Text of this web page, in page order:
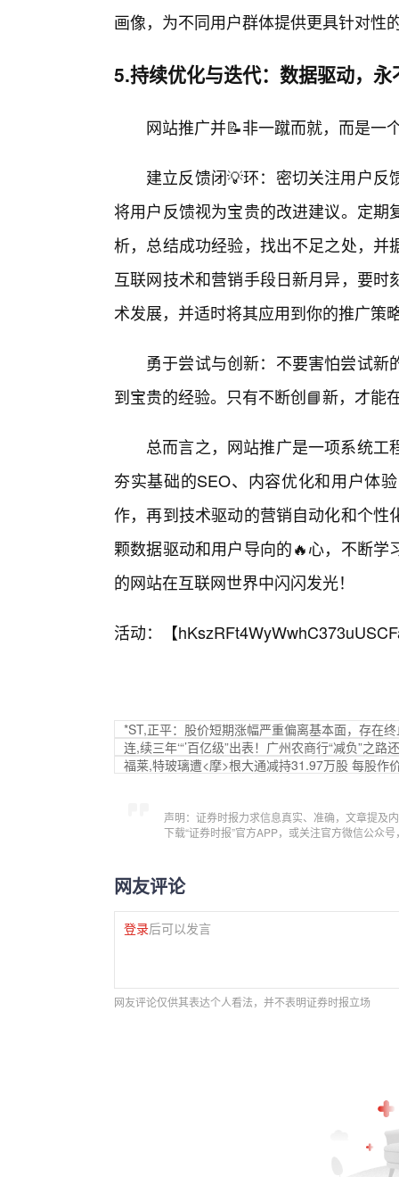
画像，为不同用户群体提供更具针对性
5.持续优化与迭代：数据驱动，永
网站推广并📝非一蹴而就，而是一
建立反馈闭💡环：密切关注用户
将用户反馈视为宝贵的改进建议。定
析，总结成功经验，找出不足之处，
互联网技术和营销手段日新月异，要
术发展，并适时将其应用到你的推广策
勇于尝试与创新：不要害怕尝试
到宝贵的经验。只有不断创📘新，才能
总而言之，网站推广是一项系统
夯实基础的SEO、内容优化和用户体
作，再到技术驱动的营销自动化和个
颗数据驱动和用户导向的🔥心，不断
的网站在互联网世界中闪闪发光！
活动：【
*ST,正平：股价短期涨幅严重偏离基本面，存在
连,续三年‘“’百亿级”出表！广州农商行“减负”之路
福莱,特玻璃遭<摩>根大通减持31.97万股 每股作
声明：证券时报力求信息真实、准确，文章提及
下载“证券时报”官方APP，或关注官方微信公众
网友评论
登录后可以发言
网友评论仅供其表达个人看法，并不表明证券时报立场